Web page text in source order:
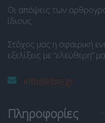
Οι απόψεις των
ίδιους.
Στόχος μας η σφαιρική
εξελίξεις με “ελεύθερη”
info@libre.gr
Πληροφορίες